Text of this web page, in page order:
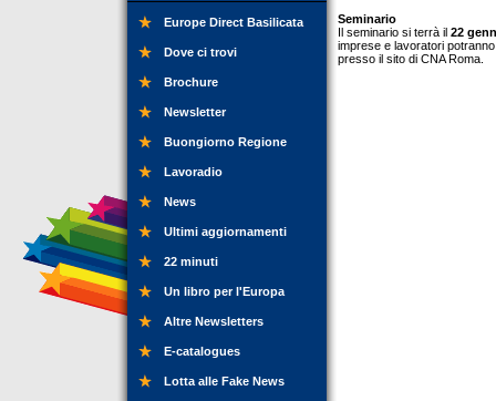
Europe Direct Basilicata
Dove ci trovi
Brochure
Newsletter
Buongiorno Regione
Lavoradio
News
Ultimi aggiornamenti
22 minuti
Un libro per l'Europa
Altre Newsletters
E-catalogues
Lotta alle Fake News
Seminario
Il seminario si terrà il 22
imprese e lavoratori
presso il sito di CNA Roma.